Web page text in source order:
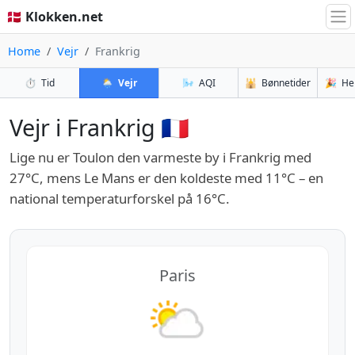
🇩🇰 Klokken.net
Home Vejr Frankrig
⏱️ Tid 🌦️ Vejr 🌬️ AQI 🕌 Bønnetider 🎉
Vejr i Frankrig 🇫🇷
Lige nu er Toulon den varmeste by i Frankrig med
27°C, mens Le Mans er den koldeste med 11°C – en
national temperaturforskel på 16°C.
Paris